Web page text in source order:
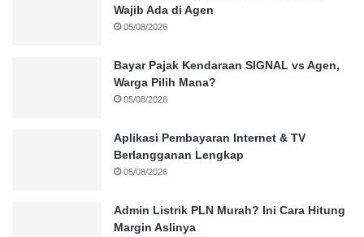
Wajib Ada di Agen
05/08/2026
Bayar Pajak Kendaraan SIGNAL vs Agen,
Warga Pilih Mana?
05/08/2026
Aplikasi Pembayaran Internet & TV
Berlangganan Lengkap
05/08/2026
Admin Listrik PLN Murah? Ini Cara Hitung
Margin Aslinya